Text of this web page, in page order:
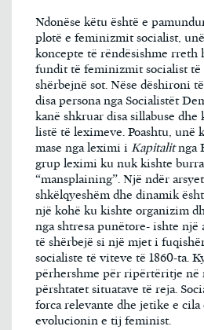
Ndonëse këtu është e
plotë e feminizmit socialist,
koncepte të rëndësishme rreth
fundit të feminizmit socialist të
shërbejnë sot. Nëse dëshironi
disa persona nga Socialistët
kanë shkruar disa sillabuse
listë të leximeve. Poashtu, unë
mase nga leximi i Kapitalitnga
grup leximi ku nuk kishte
“mansplaining”. Një ndër
shkëlqyeshëm dhe dinamik
një kohë ku kishte organizim
nga shtresa punëtore- ishte një
të shërbejë si një mjet i
socialiste të viteve të 1860-ta.
përhershme për ripërtëritje në
përshtatet situatave të reja.
forca relevante dhe jetike e cila
evolucionin e tij feminist.